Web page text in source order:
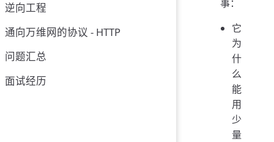
逆向工程
通向万维网的协议 - HTTP
问题汇总
面试经历
事：
它
为
什
么
能
用
少
量